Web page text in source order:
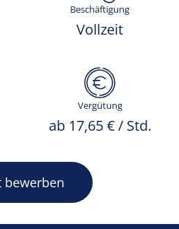
Beschäftigung
Vollzeit
Vergütung
ab 17,65 € / Std.
bewerben